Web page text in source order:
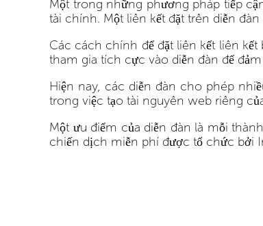
Một trong những phương pháp tiếp
tài chính. Một liên kết đặt trên diễn
Các cách chính để đặt liên kết liên
tham gia tích cực vào diễn đàn để đảm
Hiện nay, các diễn đàn cho phép
trong việc tạo tài nguyên web riêng
Một ưu điểm của diễn đàn là mỗi
chiến dịch miễn phí được tổ chức bởi